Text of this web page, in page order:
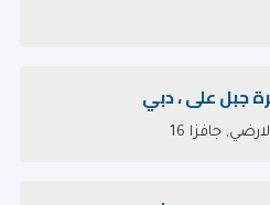
جبل على ، دبي